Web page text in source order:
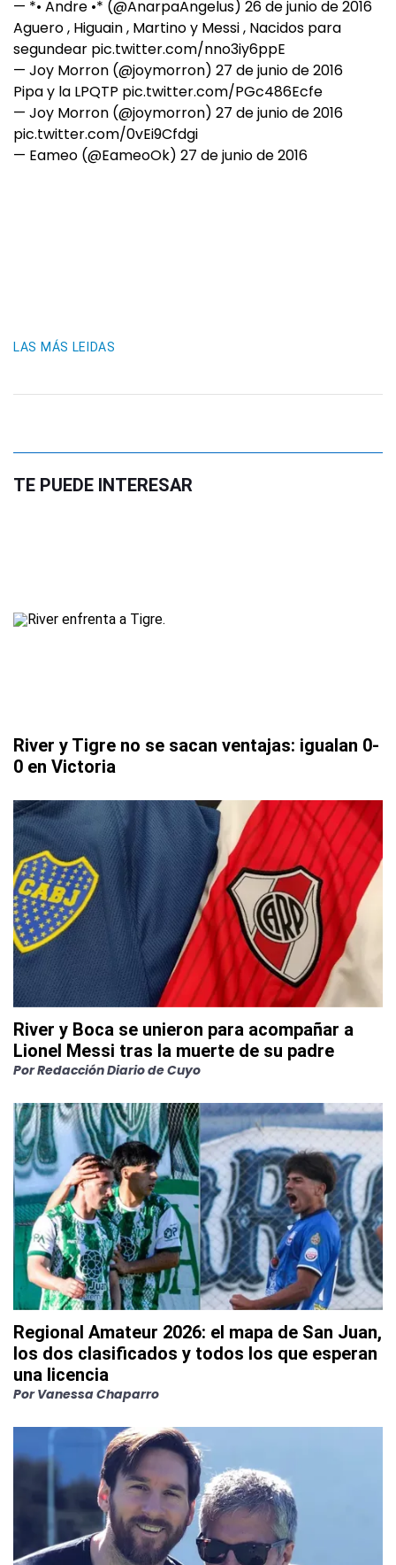
— *• Andre •* (@AnarpaAngelus) 26 de junio de 2016
Aguero , Higuain , Martino y Messi , Nacidos para
segundear pic.twitter.com/nno3iy6ppE
— Joy Morron (@joymorron) 27 de junio de 2016
Pipa y la LPQTP pic.twitter.com/PGc486Ecfe
— Joy Morron (@joymorron) 27 de junio de 2016
pic.twitter.com/0vEi9Cfdgi
— Eameo (@EameoOk) 27 de junio de 2016
LAS MÁS LEIDAS
TE PUEDE INTERESAR
River y Tigre no se sacan ventajas: igualan 0-
0 en Victoria
River y Boca se unieron para acompañar a
Lionel Messi tras la muerte de su padre
PorRedacción Diario de Cuyo
Regional Amateur 2026: el mapa de San Juan,
los dos clasificados y todos los que esperan
una licencia
Por Vanessa Chaparro